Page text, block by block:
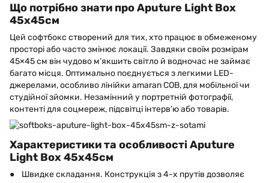
Що потрібно знати про Aputure Light Box
45x45см
Цей софтбокс створений для тих, хто працює в обмеженому
просторі або часто змінює локації. Завдяки своїм розмірам
45×45 см він чудово м’якшить світло й водночас не займає
багато місця. Оптимально поєднується з легкими LED-
джерелами, особливо лінійки amaran COB, для мобільної чи
студійної зйомки. Незамінний у портретній фотографії,
контенті для соцмереж, підсвітці інтерв’ю або товарів.
Характеристики та особливості Aputure
Light Box 45x45см
● Швидке складання. Конструкція з 4-х прутів дозволяє